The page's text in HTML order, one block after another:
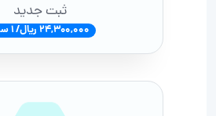
ثبت جدید
24,300,000 ریال/ 1 سال